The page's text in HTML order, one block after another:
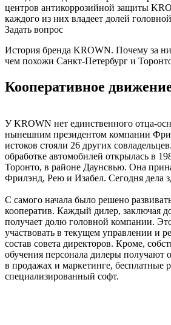
центров антикоррозийной защиты
каждого из них владеет долей
Задать вопрос
История бренда KROWN. Почему за
чем похожи Санкт-Петербург и
Кооперативное
У KROWN нет единственного отца-
нынешним президентом компании
истоков стояли 26 других
обработке автомобилей открылась в
Торонто, в районе Даунсвью. Она
Фрилэнд, Рею и Изабел. Сегодня дела
С самого начала было решено
кооператив. Каждый дилер, заключая
получает долю головной компании.
участвовать в текущем управлении и
состав совета директоров. Кроме,
обучения персонала дилеры получают
в продажах и маркетинге, бесплатные
специализированный софт.